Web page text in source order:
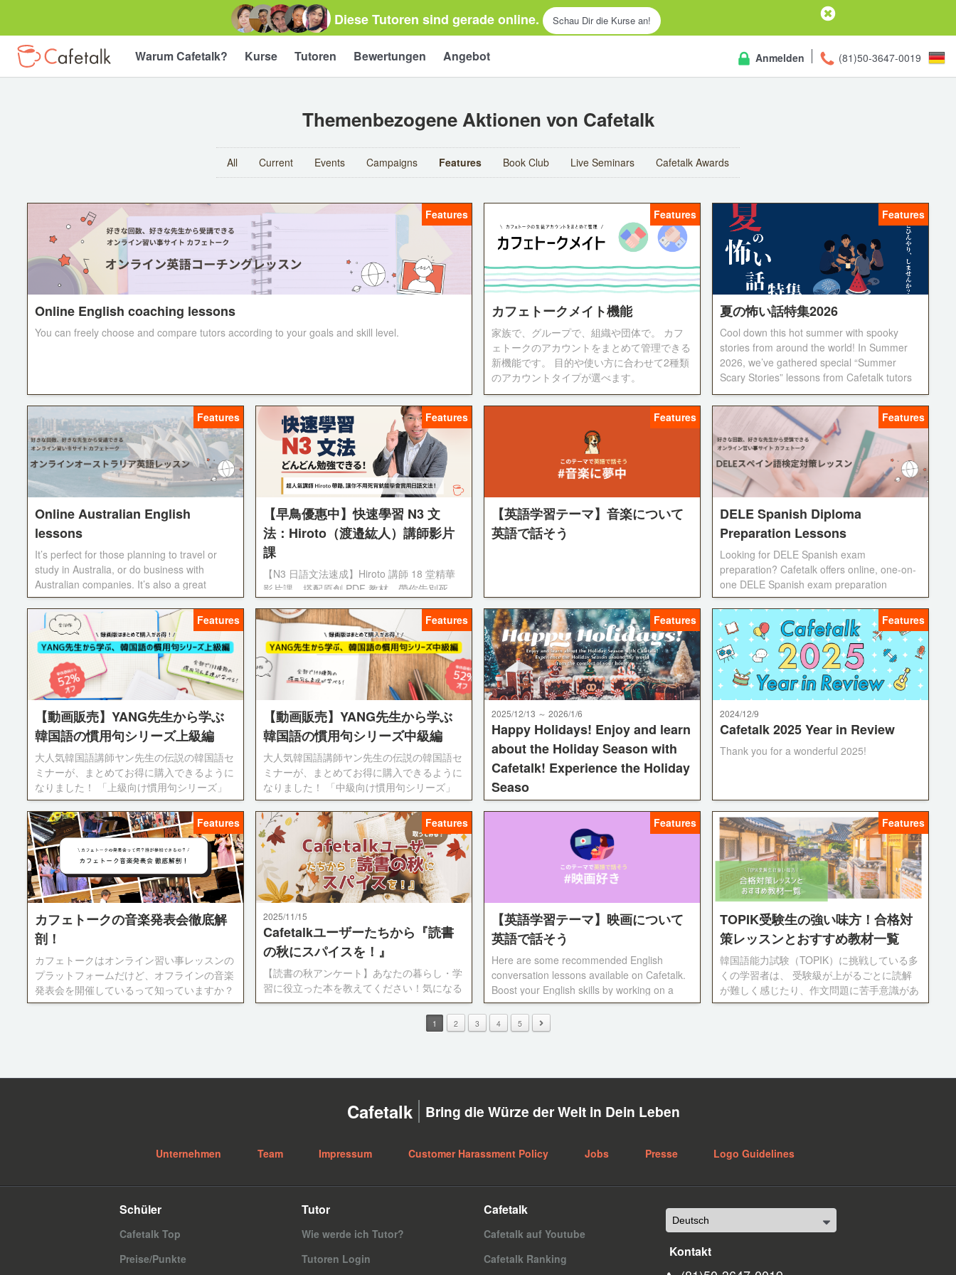
Diese Tutoren sind gerade online. Schau Dir die Kurse an!
(81)50-3647-0019
Anmelden
Warum Cafetalk? Kurse Tutoren Bewertungen Angebot
Themenbezogene Aktionen von Cafetalk
All Current Events Campaigns Features Book Club Live Seminars Cafetalk Awards
Features
Online English coaching lessons
You can freely choose and compare tutors according to your goals and skill level.
Features
カフェトークメイト機能
家族で、グループで、組織や団体で。 カフ
ェトークのアカウントをまとめて管理できる
新機能です。 目的や使い方に合わせて2種類
のアカウントタイプが選べます。
Features
夏の怖い話特集2026
Cool down this hot summer with spooky
stories from around the world! In Summer
2026, we’ve gathered special “Summer
Scary Stories” lessons from Cafetalk tutors
teaching English, Korean, and Spanish.
Enjoy the summer with fun and unique
online lessons on Cafetalk!
Features
Online Australian English
lessons
It’s perfect for those planning to travel or
study in Australia, or do business with
Australian companies. It’s also a great
option for anyone who wants to get used to
different English accents and develop more
global communication skills.
Features
【早鳥優惠中】快速學習 N3 文
法：Hiroto（渡邉紘人）講師影片
課
【N3 日語文法速成】Hiroto 講師 18 堂精華
影片課，搭配原創 PDF 教材，帶你告別死
擇學習步調。推薦給想紮實準備日檢 JLPT、
養成讀書習慣的你。 現在就開始你的 N3 學習
計畫！
Features
【英語学習テーマ】音楽について
英語で話そう
Features
DELE Spanish Diploma
Preparation Lessons
Looking for DELE Spanish exam
preparation? Cafetalk offers online, one-on-
one DELE Spanish exam preparation
lessons tailored to your level and needs.
Features
【動画販売】YANG先生から学ぶ
韓国語の慣用句シリーズ上級編
大人気韓国語講師ヤン先生の伝説の韓国語セ
ミナーが、まとめてお得に購入できるように
なりました！ 「上級向け慣用句シリーズ」
全9作 +「使いこなせたら超すごい！韓国語
の慣用表現 上級」1作が セットになった合計
10本、計4時間37分の動画です。 上級編は日
本語の解説が少なめのため、韓国語の聞き取
りの練習にもピッタリ。 10作を通して、韓
国語の上級学習者が知っておきたい138種類
の慣用句・表現を学ぶことができます。 お
得・簡単に購入できるこの機会にぜひどう
ぞ！ 単体動画10本合計価格8,200ポイント
が、52%オフの4,000ポイントで購入できま
Features
【動画販売】YANG先生から学ぶ
韓国語の慣用句シリーズ中級編
大人気韓国語講師ヤン先生の伝説の韓国語セ
ミナーが、まとめてお得に購入できるように
なりました！ 「中級向け慣用句シリーズ」
全9作 +「使いこなせたら超すごい！韓国語
の慣用表現 中級」1作が セットになった合計
10本、総分数4時間30分です。 中級編は日本
語での解説をバランスよく入れているので、
対訳などの例から意味をしっかり理解しなが
ら慣用句を学んでいくことができます。 10
作を通して、韓国語の初級〜中級学習者が知
っておきたい143種類の慣用句・表現を学ぶ
ことができます。 お得・簡単に購入できる
この機会にぜひどうぞ！ 単体動画10本合計
価格8,200ポイントが、52%オフの4,000ポイ
ントで購入できます♪
Features
2025/12/13 ～ 2026/1/6
Happy Holidays! Enjoy and learn
about the Holiday Season with
Cafetalk! Experience the Holiday
Seaso
Live seminars by tutors from around the
world, lessons about different countries'
cultures, and much more. Spice up your
December Holiday Season with the holiday
flavours of the world!
Features
2024/12/9
Cafetalk 2025 Year in Review
Thank you for a wonderful 2025!
Features
カフェトークの音楽発表会徹底解
剖！
カフェトークはオンライン習い事レッスンの
プラットフォームだけど、オフラインの音楽
発表会を開催しているって知っていますか？
いままでどのくらいの人が参加したの？参加
Features
2025/11/15
Cafetalkユーザーたちから『読書
の秋にスパイスを！』
【読書の秋アンケート】あなたの暮らし・学
習に役立った本を教えてください！気になる
生徒目線の本のシェア、きっとあなたも楽し
める！「目から鱗」おすすめの本特集
Features
【英語学習テーマ】映画について
英語で話そう
Here are some recommended English
conversation lessons available on Cafetalk.
Boost your English skills by working on a
different theme and learning new English
vocabulary and expressions!
Features
TOPIK受験生の強い味方！合格対
策レッスンとおすすめ教材一覧
韓国語能力試験（TOPIK）に挑戦している多
くの学習者は、 受験級が上がるごとに読解
が難しく感じたり、作文問題に苦手意識があ
る方が多いですよね。 このような悩みに
た！ 次の受験に向けてコツコツ対策してい
1 2 3 4 5
Cafetalk Bring die Würze der Welt in Dein Leben
Unternehmen Team Impressum Customer Harassment Policy Jobs Presse Logo Guidelines
Kontakt
Schüler
Cafetalk Top
Preise/Punkte
Tutor
Wie werde ich Tutor?
Tutoren Login
Cafetalk
Cafetalk auf Youtube
Cafetalk Ranking